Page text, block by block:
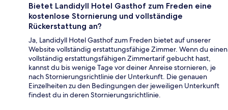
Bietet Landidyll Hotel Gasthof zum Freden eine
kostenlose Stornierung und vollständige
Rückerstattung an?
Ja, Landidyll Hotel Gasthof zum Freden bietet auf unserer
Website vollständig erstattungsfähige Zimmer. Wenn du einen
vollständig erstattungsfähigen Zimmertarif gebucht hast,
kannst du bis wenige Tage vor deiner Anreise stornieren, je
nach Stornierungsrichtlinie der Unterkunft. Die genauen
Einzelheiten zu den Bedingungen der jeweiligen Unterkunft
findest du in deren Stornierungsrichtlinie.